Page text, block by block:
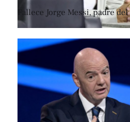
Fallece Jorge Messi, padre